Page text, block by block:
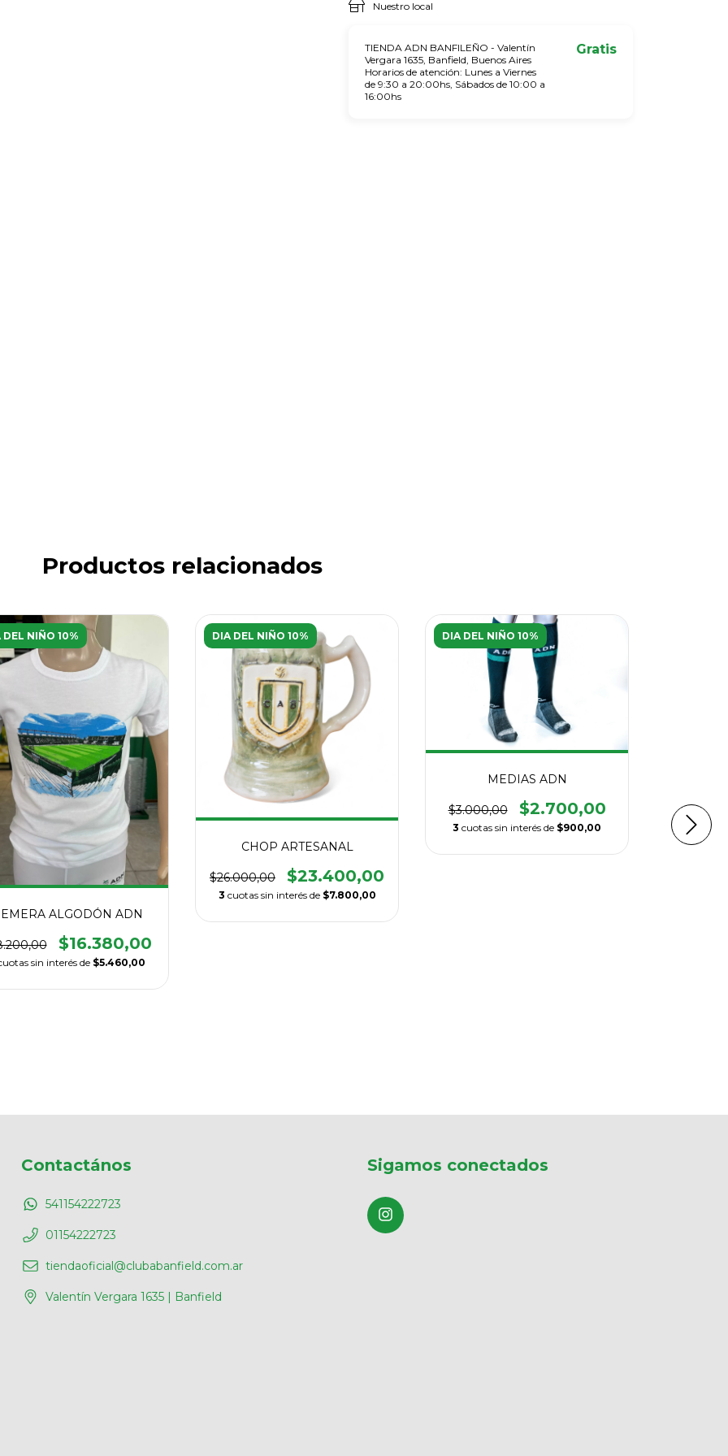
Nuestro local
TIENDA ADN BANFILEÑO - Valentín
Vergara 1635, Banfield, Buenos Aires
Horarios de atención: Lunes a Viernes
de 9:30 a 20:00hs, Sábados de 10:00 a
16:00hs
Gratis
Productos relacionados
DEL NIÑO 10%
ALGODÓN ADN
$16.380,00
sin interés de $5.460,00
DIA DEL NIÑO 10%
CHOP ARTESANAL
$26.000,00 $23.400,00
3 cuotas sin interés de $7.800,00
DIA DEL NIÑO 10%
MEDIAS ADN
$3.000,00 $2.700,00
3 cuotas sin interés de $900,00
Contactános
541154222723
01154222723
tiendaoficial@clubabanfield.com.ar
Valentín Vergara 1635 | Banfield
Sigamos conectados